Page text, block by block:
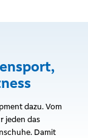
dazu. Vom
jeden das
Damit